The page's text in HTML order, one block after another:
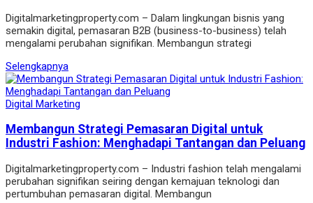
Digitalmarketingproperty.com – Dalam lingkungan bisnis yang
semakin digital, pemasaran B2B (business-to-business) telah
mengalami perubahan signifikan. Membangun strategi
Selengkapnya
Digital Marketing
Membangun Strategi Pemasaran Digital untuk
Industri Fashion: Menghadapi Tantangan dan Peluang
Digitalmarketingproperty.com – Industri fashion telah mengalami
perubahan signifikan seiring dengan kemajuan teknologi dan
pertumbuhan pemasaran digital. Membangun